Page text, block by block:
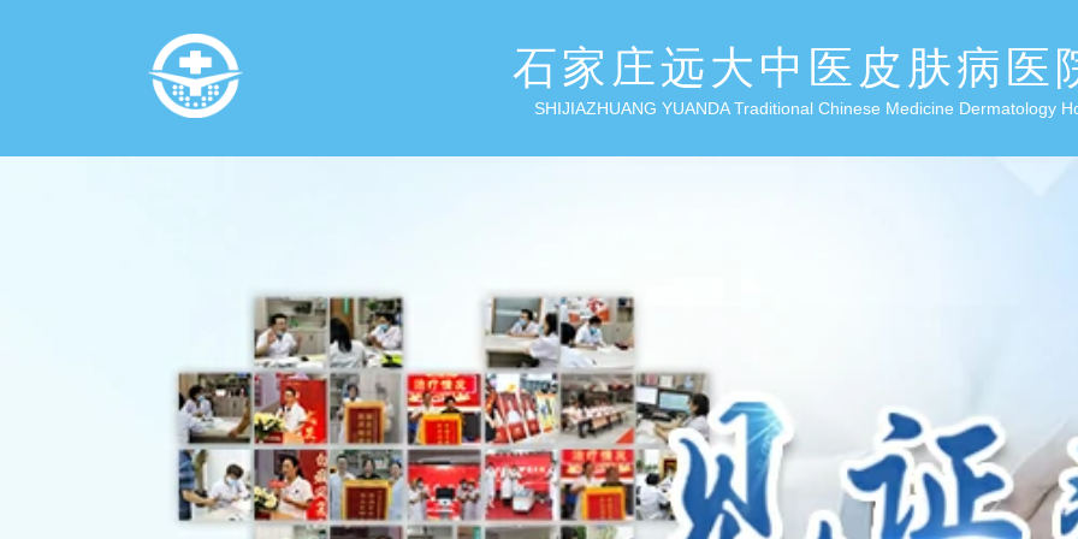
石家庄远大中医皮肤病医
SHIJIAZHUANG YUANDA Traditional Chinese Medicine Dermatology